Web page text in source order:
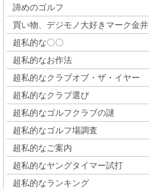
諦めのゴルフ
買い物、デジモノ大好きマーク金井
超私的な〇〇
超私的なお作法
超私的なクラブオブ・ザ・イヤー
超私的なクラブ選び
超私的なゴルフクラブの謎
超私的なゴルフ場調査
超私的なご案内
超私的なヤングタイマー試打
超私的なランキング